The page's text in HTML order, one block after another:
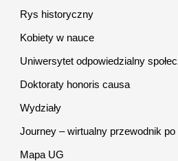
Rys historyczny
Kobiety w nauce
Uniwersytet odpowiedzialny
Doktoraty honoris causa
Wydziały
Journey – wirtualny przewodnik
Mapa UG